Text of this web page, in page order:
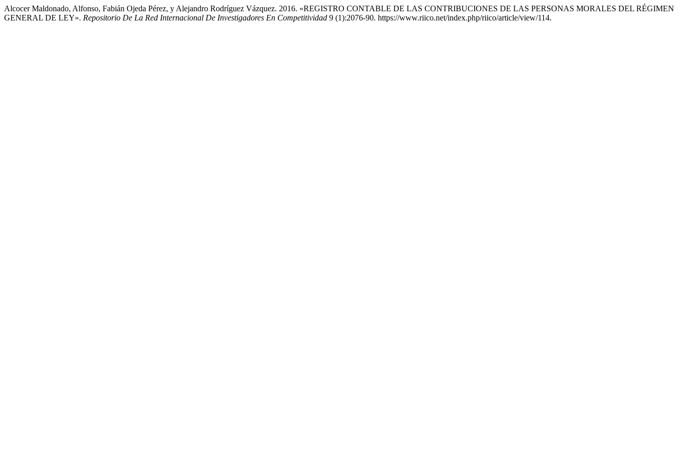
Alcocer Maldonado, Alfonso, Fabián Ojeda Pérez, y Alejandro Rodríguez Vázquez. 2016. «REGISTRO CONTABLE DE LAS CONTRIBUCIONES DE LAS PERSONAS MORALES DEL RÉGIMEN
GENERAL DE LEY». Repositorio De La Red Internacional De Investigadores En Competitividad 9 (1):2076-90. https://www.riico.net/index.php/riico/article/view/114.